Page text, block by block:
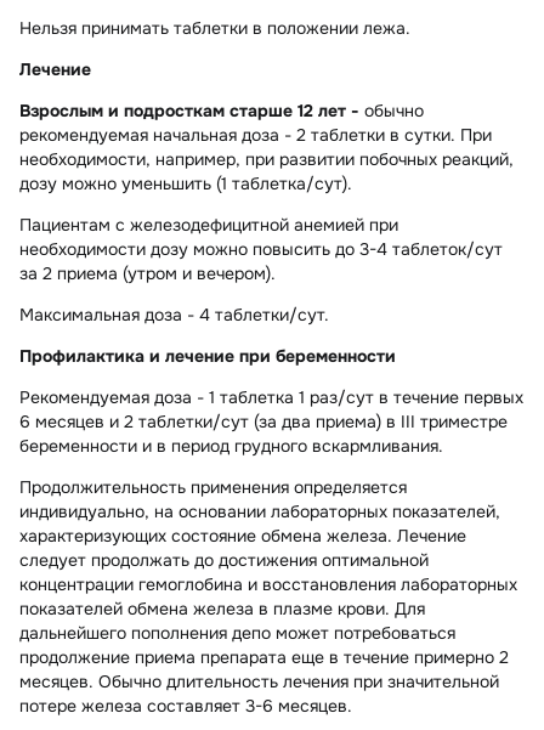
Нельзя принимать таблетки в положении лежа.
Лечение
Взрослым и подросткам старше 12 лет - обычно
рекомендуемая начальная доза - 2 таблетки в сутки. При
необходимости, например, при развитии побочных реакций,
дозу можно уменьшить (1 таблетка/сут).
Пациентам с железодефицитной анемией при
необходимости дозу можно повысить до 3-4 таблеток/сут
за 2 приема (утром и вечером).
Максимальная доза - 4 таблетки/сут.
Профилактика и лечение при беременности
Рекомендуемая доза - 1 таблетка 1 раз/сут в течение первых
6 месяцев и 2 таблетки/сут (за два приема) в III триместре
беременности и в период грудного вскармливания.
Продолжительность применения определяется
индивидуально, на основании лабораторных показателей,
характеризующих состояние обмена железа. Лечение
следует продолжать до достижения оптимальной
концентрации гемоглобина и восстановления лабораторных
показателей обмена железа в плазме крови. Для
дальнейшего пополнения депо может потребоваться
продолжение приема препарата еще в течение примерно 2
месяцев. Обычно длительность лечения при значительной
потере железа составляет 3-6 месяцев.